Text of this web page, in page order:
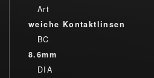
Art
weiche Kontaktlinsen
BC
8.6mm
DIA